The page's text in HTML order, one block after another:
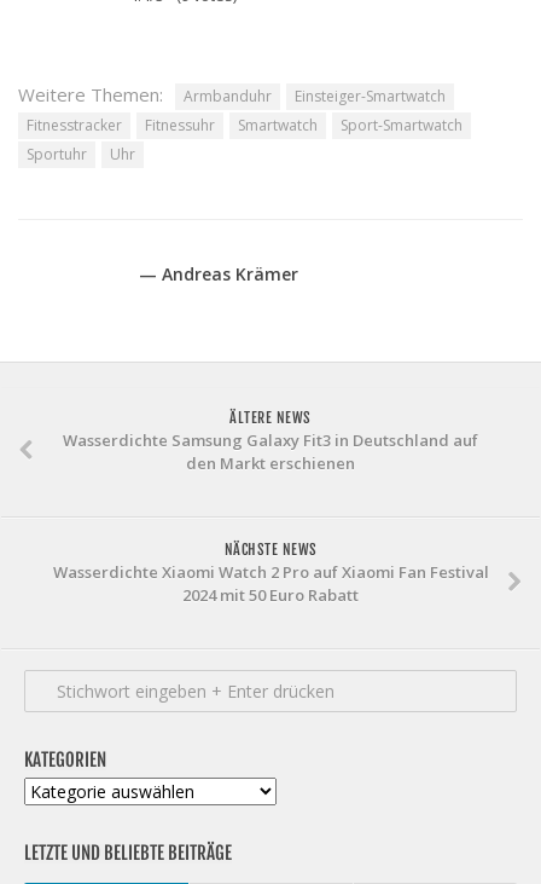
Weitere Themen: Armbanduhr
Einsteiger-Smartwatch
Fitnesstracker
Fitnessuhr Smartwatch
Sport-Smartwatch
Sportuhr
Uhr
— Andreas Krämer
ÄLTERE NEWS
Wasserdichte Samsung Galaxy Fit3 in Deutschland auf
den Markt erschienen
NÄCHSTE NEWS
Wasserdichte Xiaomi Watch 2 Pro auf Xiaomi Fan Festival
2024 mit 50 Euro Rabatt
KATEGORIEN
Kategorien
LETZTE UND BELIEBTE BEITRÄGE